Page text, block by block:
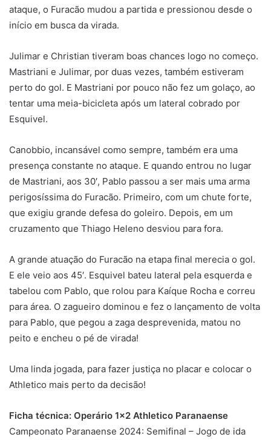
ataque, o Furacão mudou a partida e pressionou desde o
início em busca da virada.
Julimar e Christian tiveram boas chances logo no começo.
Mastriani e Julimar, por duas vezes, também estiveram
perto do gol. E Mastriani por pouco não fez um golaço, ao
tentar uma meia-bicicleta após um lateral cobrado por
Esquivel.
Canobbio, incansável como sempre, também era uma
presença constante no ataque. E quando entrou no lugar
de Mastriani, aos 30′, Pablo passou a ser mais uma arma
perigosíssima do Furacão. Primeiro, com um chute forte,
que exigiu grande defesa do goleiro. Depois, em um
cruzamento que Thiago Heleno desviou para fora.
A grande atuação do Furacão na etapa final merecia o gol.
E ele veio aos 45′. Esquivel bateu lateral pela esquerda e
tabelou com Pablo, que rolou para Kaíque Rocha e correu
para área. O zagueiro dominou e fez o lançamento de volta
para Pablo, que pegou a zaga desprevenida, matou no
peito e encheu o pé de virada!
Uma linda jogada, para fazer justiça no placar e colocar o
Athletico mais perto da decisão!
Ficha técnica: Operário 1×2 Athletico Paranaense
Campeonato Paranaense 2024: Semifinal – Jogo de ida